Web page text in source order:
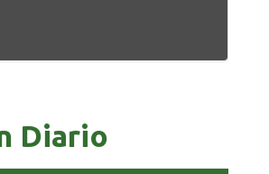
Diario